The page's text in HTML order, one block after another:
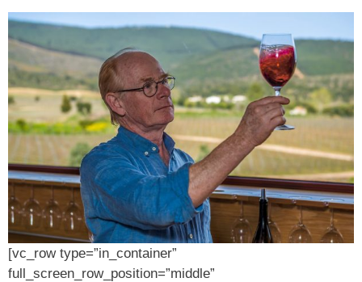
[vc_row type=”in_container”
full_screen_row_position=”middle”